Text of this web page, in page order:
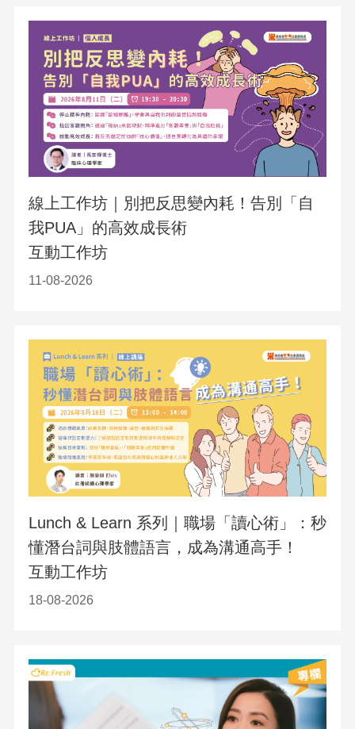
線上工作坊｜別把反思變內耗！告別「自
我PUA」的高效成長術
互動工作坊
11-08-2026
Lunch & Learn 系列｜職場「讀心術」：秒
懂潛台詞與肢體語言，成為溝通高手！
互動工作坊
18-08-2026